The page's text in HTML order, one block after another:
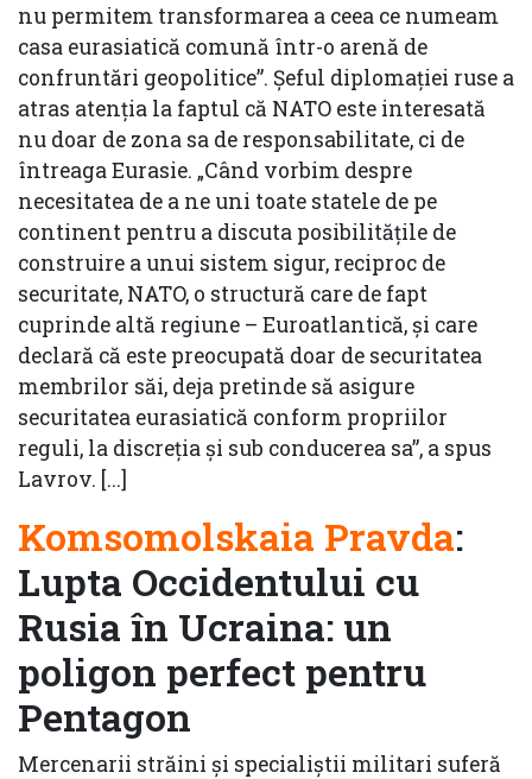
nu permitem transformarea a ceea ce numeam
casa eurasiatică comună într-o arenă de
confruntări geopolitice”. Șeful diplomației ruse a
atras atenția la faptul că NATO este interesată
nu doar de zona sa de responsabilitate, ci de
întreaga Eurasie. „Când vorbim despre
necesitatea de a ne uni toate statele de pe
continent pentru a discuta posibilitățile de
construire a unui sistem sigur, reciproc de
securitate, NATO, o structură care de fapt
cuprinde altă regiune – Euroatlantică, și care
declară că este preocupată doar de securitatea
membrilor săi, deja pretinde să asigure
securitatea eurasiatică conform propriilor
reguli, la discreția și sub conducerea sa”, a spus
Lavrov. [...]
Komsomolskaia Pravda:
Lupta Occidentului cu
Rusia în Ucraina: un
poligon perfect pentru
Pentagon
Mercenarii străini și specialiștii militari suferă